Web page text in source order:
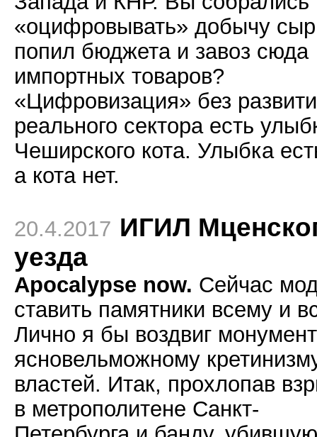
«оцифровывать» добычу
попил бюджета и завоз сюда
импортных товаров?
«Цифровизация» без
реального сектора есть
Чеширского кота. Улыбка
а кота нет.
20.4.2017 ИГИЛ
уезда
Apocalypse now. Сейчас
ставить памятники всему и
Лично я бы воздвиг монумент
ясновельможному
властей. Итак, прохлопав
в метрополитене Санкт-